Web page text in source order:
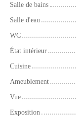
Salle de bains
Salle d'eau
WC
État intérieur
Cuisine
Ameublement
Vue
Exposition